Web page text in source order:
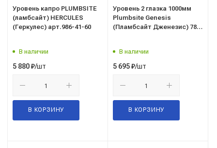
Уровень капро PLUMBSITE
(ламбсайт) HERCULES
(Геркулес) арт.986-41-60
В наличии
5 880₽/шт
В КОРЗИНУ
Уровень 2 глазка 1000мм
Plumbsite Genesis
(Пламбсайт Дженезис) 781-
В наличии
5 695₽/шт
В КОРЗИНУ